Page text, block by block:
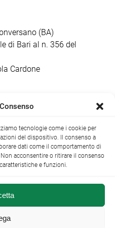
della scuola
primaria […]
(BA)
di Bari al n. 356 del
Cardone
Contatti|
©2014 •
tecnologie come i cookie per
del dispositivo. Il consenso a
dati come il comportamento di
acconsentire o ritirare il consenso
e funzioni.